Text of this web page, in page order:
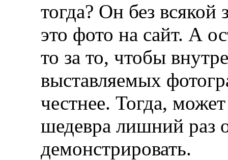
тогда? Он без всякой
это фото на сайт. А
то за то, чтобы
выставляемых
честнее. Тогда,
шедевра лишний раз
демонстрировать.